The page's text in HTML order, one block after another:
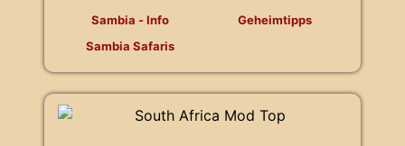
Sambia - Info
Sambia Safaris
Geheimtipps